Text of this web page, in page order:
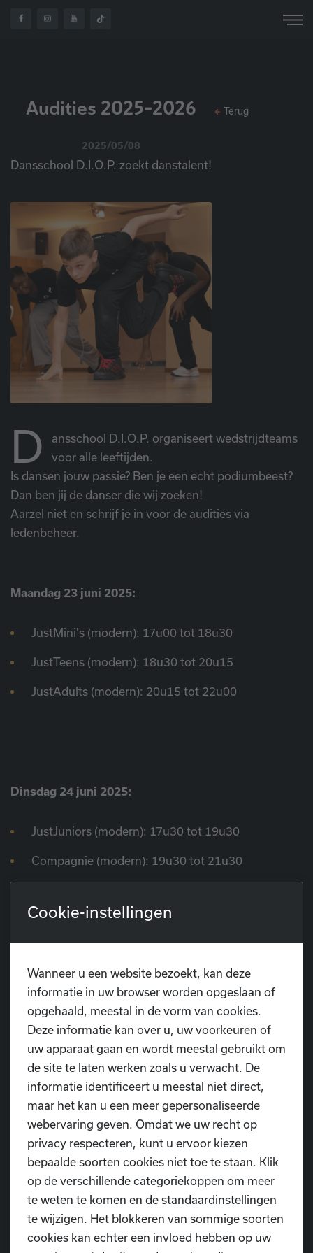
HOME OVER
Audities 2025-2026
2025/05/08
Dansschool D.I.O.P. zoekt danstalent!
Terug
D
ansschool D.I.O.P. organiseert wedstrijdteams
voor alle leeftijden.
Is dansen jouw passie? Ben je een echt podiumbeest?
Dan ben jij de danser die wij zoeken!
Aarzel niet en schrijf je in voor de audities via
ledenbeheer.
Maandag 23 juni 2025:
JustMini's (modern): 17u00 tot 18u30
JustTeens (modern): 18u30 tot 20u15
JustAdults (modern): 20u15 tot 22u00
Dinsdag 24 juni 2025:
JustJuniors (modern): 17u30 tot 19u30
Compagnie (modern): 19u30 tot 21u30
JJ Crew (urban): 18u00 tot 20u00
JT Crew (urban): 20u00 tot 22u00
BE THERE!
Het Dansschool D.I.O.P.-team
Cookie-instellingen
Wanneer u een website bezoekt, kan deze
informatie in uw browser worden opgeslaan of
opgehaald, meestal in de vorm van cookies.
Deze informatie kan over u, uw voorkeuren of
uw apparaat gaan en wordt meestal gebruikt om
de site te laten werken zoals u verwacht. De
informatie identificeert u meestal niet direct,
maar het kan u een meer gepersonaliseerde
webervaring geven. Omdat we uw recht op
privacy respecteren, kunt u ervoor kiezen
bepaalde soorten cookies niet toe te staan. Klik
op de verschillende categoriekoppen om meer
te weten te komen en de standaardinstellingen
te wijzigen. Het blokkeren van sommige soorten
cookies kan echter een invloed hebben op uw
Heb je nog vragen?